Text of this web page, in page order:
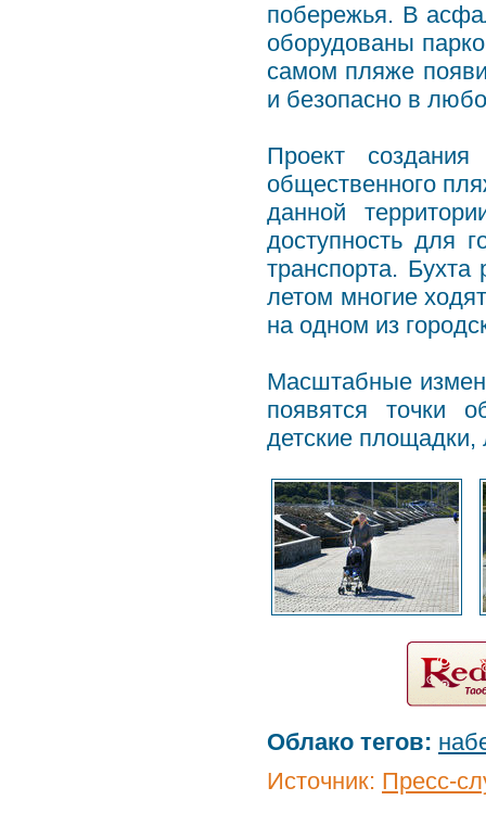
побережья. В
оборудованы
самом пляже
и безопасно в
Проект
общественного
данной
доступность для
транспорта.
летом многие
на одном из
Масштабные
появятся точки
детские
Облако тегов:
Источник: Пресс-